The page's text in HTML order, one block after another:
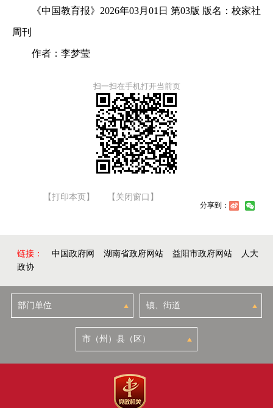
《中国教育报》2026年03月01日 第03版 版名：校家社
周刊
作者：李梦莹
扫一扫在手机打开当前页
【打印本页】 【关闭窗口】
分享到：
链接： 中国政府网 湖南省政府网站 益阳市政府网站
人大
政协